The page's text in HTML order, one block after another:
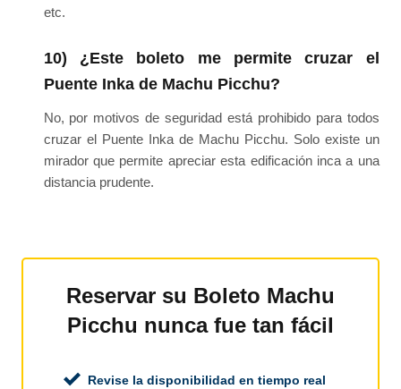
etc.
10) ¿Este boleto me permite cruzar el
Puente Inka de Machu Picchu?
No, por motivos de seguridad está prohibido para todos
cruzar el Puente Inka de Machu Picchu. Solo existe un
mirador que permite apreciar esta edificación inca a una
distancia prudente.
Reservar su Boleto Machu
Picchu nunca fue tan fácil
Revise la disponibilidad en tiempo real